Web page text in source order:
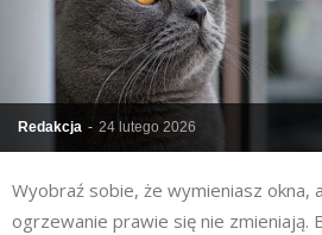
Redakcja - 24 lutego 2026
Wyobraź sobie, że wymieniasz okna,
ogrzewanie prawie się nie zmieniają.